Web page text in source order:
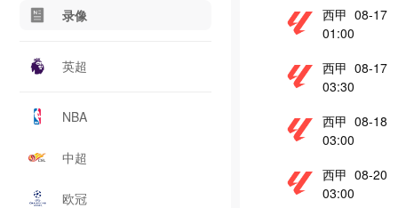
录像
英超
NBA
中超
欧冠
西甲 08-17
01:00
西甲 08-17
03:30
西甲 08-18
03:00
西甲 08-20
03:00